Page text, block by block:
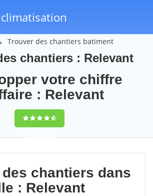
Trouver des chantiers batiment
chantiers : Relevant
votre chiffre
: Relevant
9,5(100%)64
votes
chantiers dans
: Relevant